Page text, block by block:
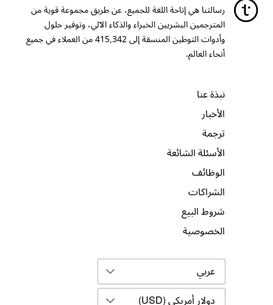
رسالتنا هي إتاحة اللغة للجميع، عن طريق مجموعة قوية من
المترجمين البشريين الخبراء والذكاء الآلي، وتوفير حلول
وأدوات التوطين المنسقة إلى415,342من العملاء في جميع
أنحاء العالم.
نبذة عنا
الأخبار
ترجمة
الأسئلة الشائعة
الوظائف
الشراكات
شروط البيع
الخصوصية